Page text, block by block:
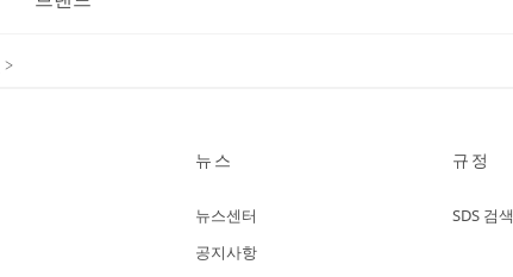
뉴스
뉴스센터
공지사항
규정
SDS 검색